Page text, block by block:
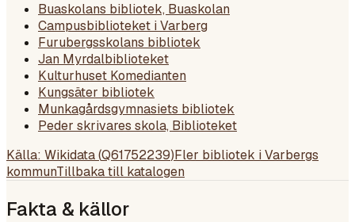
Buaskolans bibliotek, Buaskolan
Campusbiblioteket i Varberg
Furubergsskolans bibliotek
Jan Myrdalbiblioteket
Kulturhuset Komedianten
Kungsäter bibliotek
Munkagårdsgymnasiets bibliotek
Peder skrivares skola, Biblioteket
Källa: Wikidata (Q61752239)Fler bibliotek i Varbergs
kommunTillbaka till katalogen
Fakta & källor